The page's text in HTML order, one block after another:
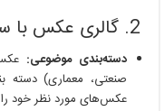
2. گالری عکس با سازماندهی مناسب
دسته‌بندی موضوعی:
صنعتی، معماری) دسته
عکس‌های مورد نظر خود را